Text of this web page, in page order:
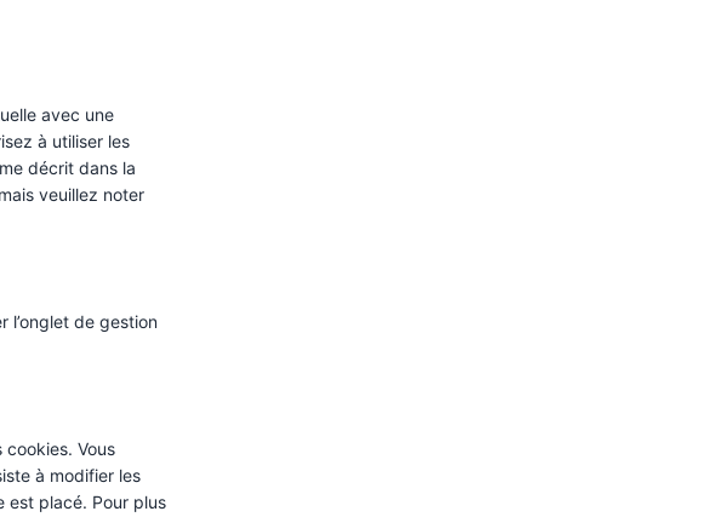
avec une
à utiliser les
décrit dans la
veuillez noter
l’onglet de gestion
Vous
à modifier les
est placé. Pour plus